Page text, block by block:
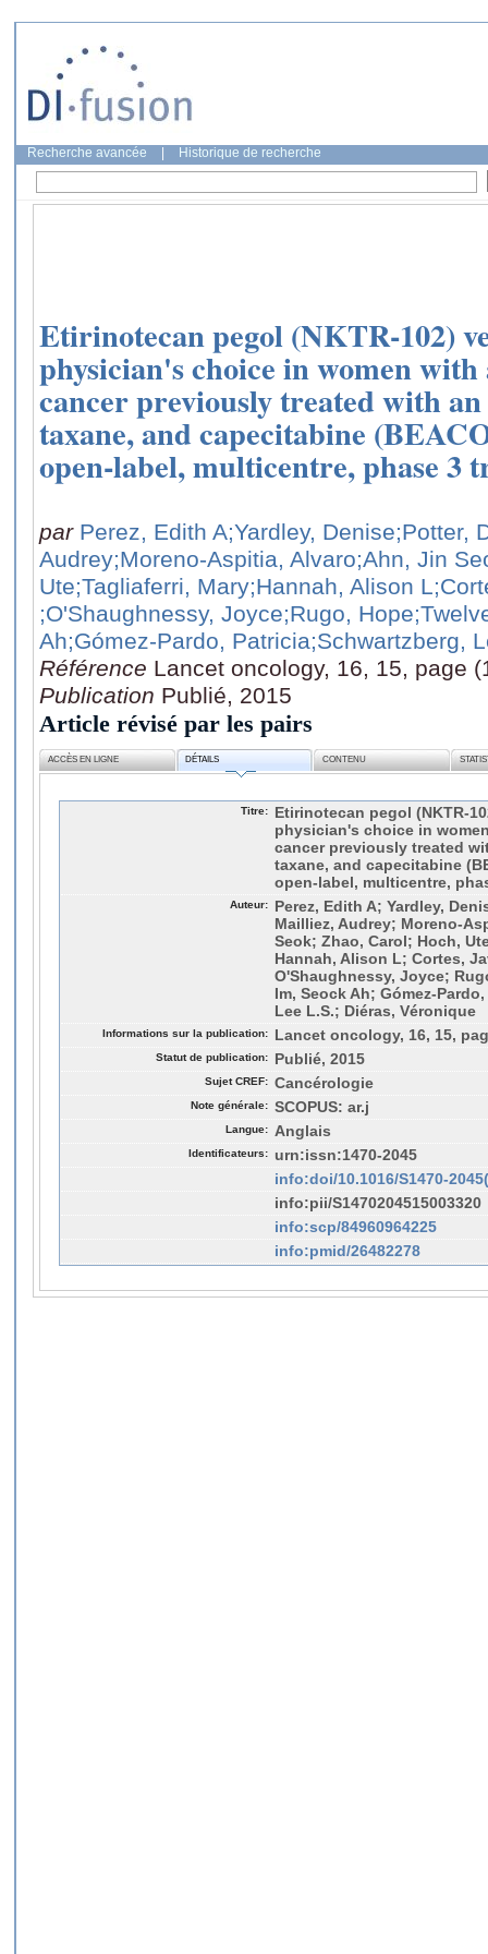
Recherche avancée Historique de recherche
Etirinotecan pegol (NKTR-102)
physician's choice in women with
cancer previously treated with
taxane, and capecitabine
open-label, multicentre, phase 3
par Perez, Edith A;Yardley, Denise;Potter,
Audrey;Moreno-Aspitia, Alvaro;Ahn, Jin
Ute;Tagliaferri, Mary;Hannah, Alison L
;O'Shaughnessy, Joyce;Rugo, Hope
Ah;Gómez-Pardo, Patricia;Schwartzberg,
Référence Lancet oncology, 16, 15, page
Publication Publié, 2015
Article révisé par les pairs
ACCÈS EN LIGNE DÉTAILS CONTENU
Titre:
Etirinotecan pegol (NKTR-
physician's choice in
cancer previously treated
taxane, and capecitabine
open-label, multicentre,
Auteur:
Perez, Edith A; Yardley,
Mailliez, Audrey; Moreno-
Seok; Zhao, Carol; Hoch,
Hannah, Alison L; Cortes,
O'Shaughnessy, Joyce;
Im, Seock Ah; Gómez-
Lee L.S.; Diéras, Véronique
Informations sur la publication: Lancet oncology, 16, 15,
Statut de publication: Publié, 2015
Sujet CREF: Cancérologie
Note générale: SCOPUS: ar.j
Langue: Anglais
Identificateurs:
urn:issn:1470-2045
info:doi/10.1016/S1470-
info:pii/S1470204515003320
info:scp/84960964225
info:pmid/26482278